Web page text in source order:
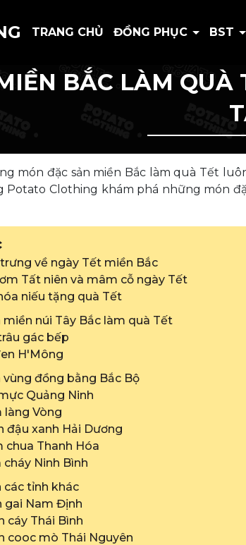
TRANG CHỦ ĐỒNG PHỤC BST
BẮC LÀM
món đặc sản miền Bắc làm quà Tết
Potato Clothing khám phá những món
trưng về ngày Tết miền Bắc
Tất niên và mâm cỗ ngày Tết
niếu tặng quà Tết
miền núi Tây Bắc làm quà Tết
gác bếp
H'Mông
vùng đồng bằng Bắc Bộ
Quảng Ninh
làng Vòng
đậu xanh Hải Dương
chua Thanh Hóa
cháy Ninh Bình
các tỉnh khác
gai Nam Định
cáy Thái Bình
cooc mò Thái Nguyên